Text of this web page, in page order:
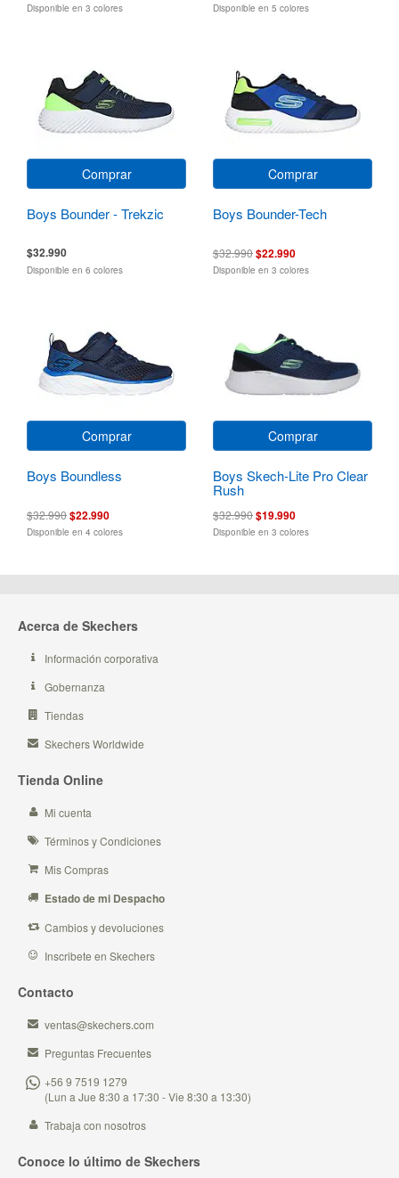
Disponible en 3 colores Disponible en 5 colores
Comprar
Boys Bounder - Trekzic
$32.990
Disponible en 6 colores
Comprar
Boys Bounder-Tech
$32.990$22.990
Disponible en 3 colores
Comprar
Boys Boundless
$32.990$22.990
Disponible en 4 colores
Comprar
Boys Skech-Lite Pro Clear
Rush
$32.990$19.990
Disponible en 3 colores
Acerca de Skechers
Información corporativa
Gobernanza
Tiendas
Skechers Worldwide
Tienda Online
Mi cuenta
Términos y Condiciones
Mis Compras
Estado de mi Despacho
Cambios y devoluciones
Inscribete en Skechers
Contacto
ventas@skechers.com
Preguntas Frecuentes
+56 9 7519 1279
(Lun a Jue 8:30 a 17:30 - Vie 8:30 a 13:30)
Trabaja con nosotros
Conoce lo último de Skechers